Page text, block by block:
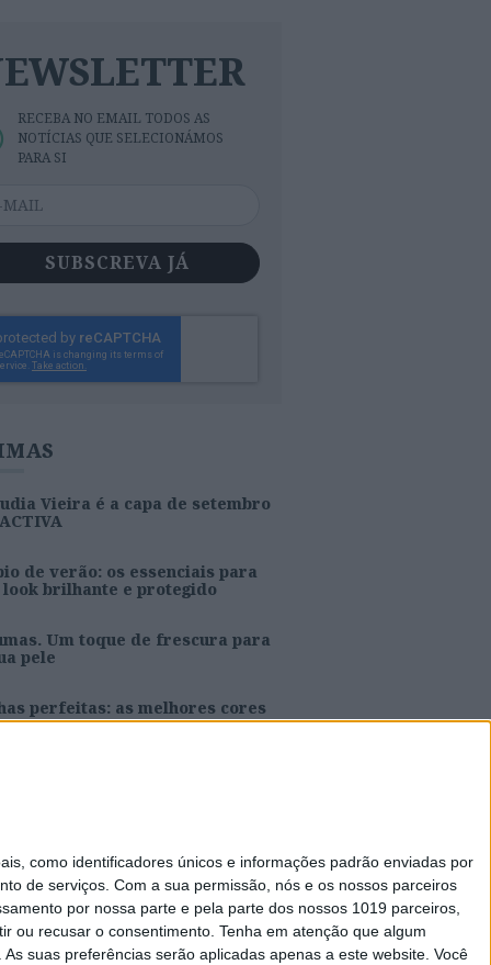
como identificadores únicos e informações padrão enviadas por
de serviços. Com a sua permissão, nós e os nossos parceiros
por nossa parte e pela parte dos nossos 1019 parceiros,
ou recusar o consentimento. Tenha em atenção que algum
suas preferências serão aplicadas apenas a este website. Você
RECEBA NO EMAIL TODOS AS
NOTÍCIAS QUE SELECIONÁMOS
PARA SI
SUBSCREVA JÁ
Vieira é a capa de setembro
de verão: os essenciais para
look brilhante e protegido
Um toque de frescura para
pele
perfeitas: as melhores cores
o verão
Caras Decoração